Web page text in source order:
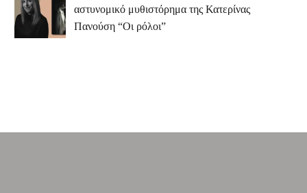
αστυνομικό μυθιστόρημα της Κατερίνας
Πανούση “Οι ρόλοι”